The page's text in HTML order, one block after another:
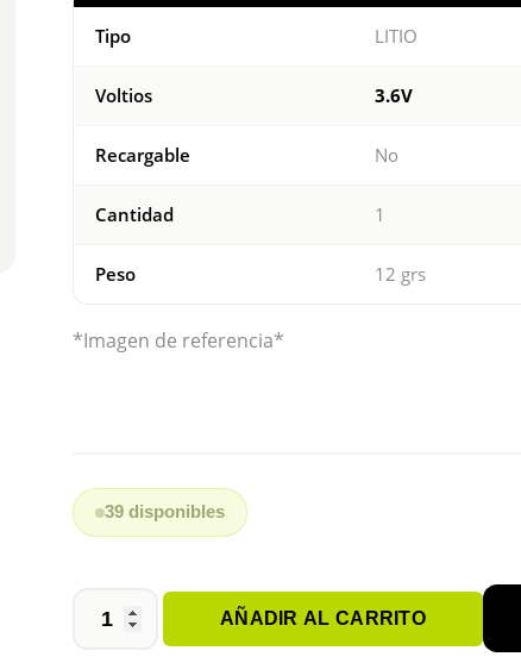
Tipo LITIO
Voltios 3.6V
Recargable No
Cantidad 1
Peso 12 grs
*Imagen de referencia*
39 disponibles
PILA
AÑADIR AL CARRITO